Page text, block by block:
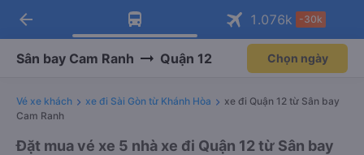
Tải app Vexere ngay!
Nhận ưu đãi thành viên độc
Mở app
Tải app Vexere
-30k/ghế khi đặt vé máy bay qua
Mở app
arrow_back 1.076k -30k
Sân bay Cam Ranh Quận 12 Chọn ngày
Vé xe khách xe đi Sài Gòn từ Khánh Hòa
xe đi Quận 12 từ Sân bay
Cam Ranh
Đặt mua vé xe 5 nhà xe đi Quận 12 từ Sân bay